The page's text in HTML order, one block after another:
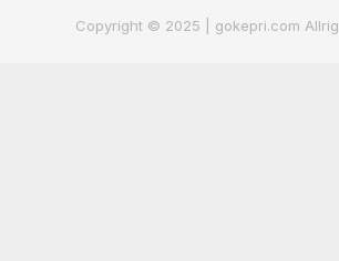
Copyright © 2025 | gokepri.com